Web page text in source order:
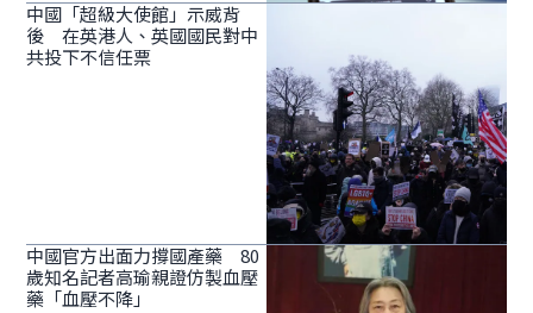
中國「超級大使館」示威背
後 在英港人、英國國民對中
共投下不信任票
中國官方出面力撐國產藥 80
歲知名記者高瑜親證仿製血壓
藥「血壓不降」